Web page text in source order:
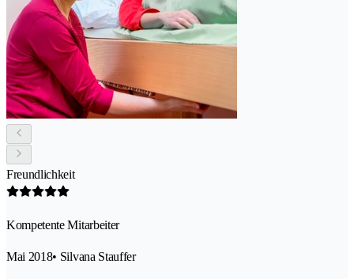
Freundlichkeit
Kompetente Mitarbeiter
Mai 2018• Silvana Stauffer